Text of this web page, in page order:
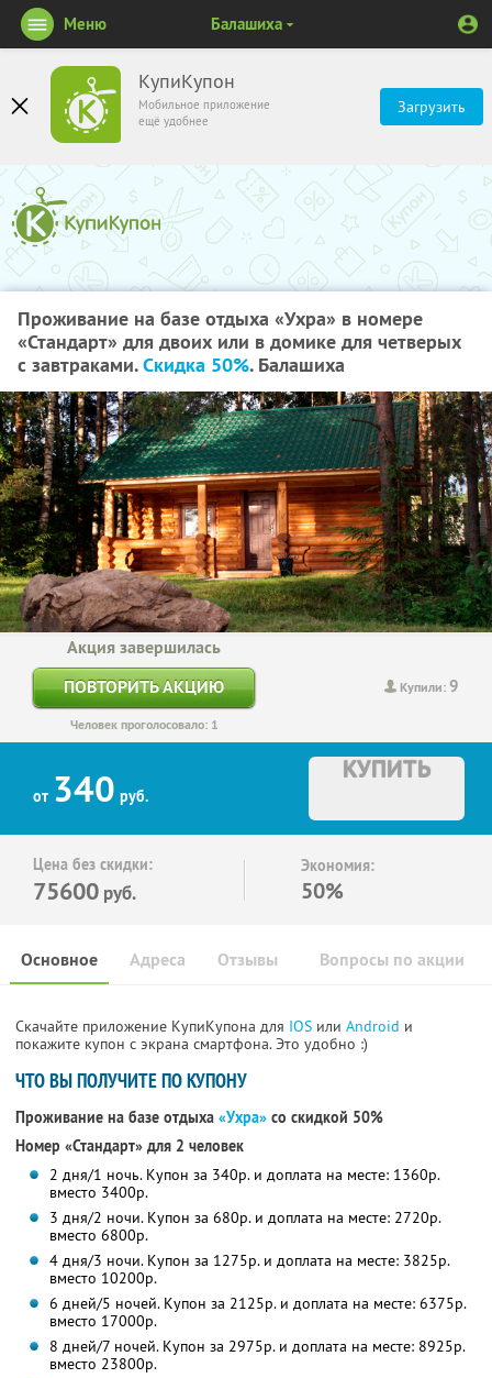
КупиКупон
Мобильное приложение
ещё удобнее
Загрузить
Меню Балашиха
Проживание на базе отдыха «Ухра» в номере
«Стандарт» для двоих или в домике для четверых
с завтраками.Скидка 50%. Балашиха
Купили:9
Акция завершилась
ПОВТОРИТЬ АКЦИЮ
Человек проголосовало: 1
от 340 руб.
КУПИТЬ
Цена без скидки:
75600 руб.
Экономия:
50%
Основное Отзывы Вопросы по акции
Адреса
Скачайте приложение КупиКупона для IOS или Android и
покажите купон с экрана смартфона. Это удобно :)
ЧТО ВЫ ПОЛУЧИТЕ ПО КУПОНУ
Проживание на базе отдыха «Ухра» со скидкой 50%
Номер «Стандарт» для 2 человек
2 дня/1 ночь. Купон за 340р. и доплата на месте: 1360р.
вместо 3400р.
3 дня/2 ночи. Купон за 680р. и доплата на месте: 2720р.
вместо 6800р.
4 дня/3 ночи. Купон за 1275р. и доплата на месте: 3825р.
вместо 10200р.
6 дней/5 ночей. Купон за 2125р. и доплата на месте: 6375р.
вместо 17000р.
8 дней/7 ночей. Купон за 2975р. и доплата на месте: 8925р.
вместо 23800р.